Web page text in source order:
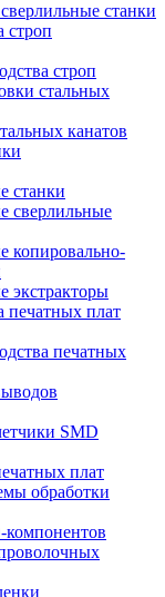
станки
строп
строп
стальных
канатов
станки
сверлильные
копировально-
экстракторы
печатных плат
печатных
SMD
плат
обработки